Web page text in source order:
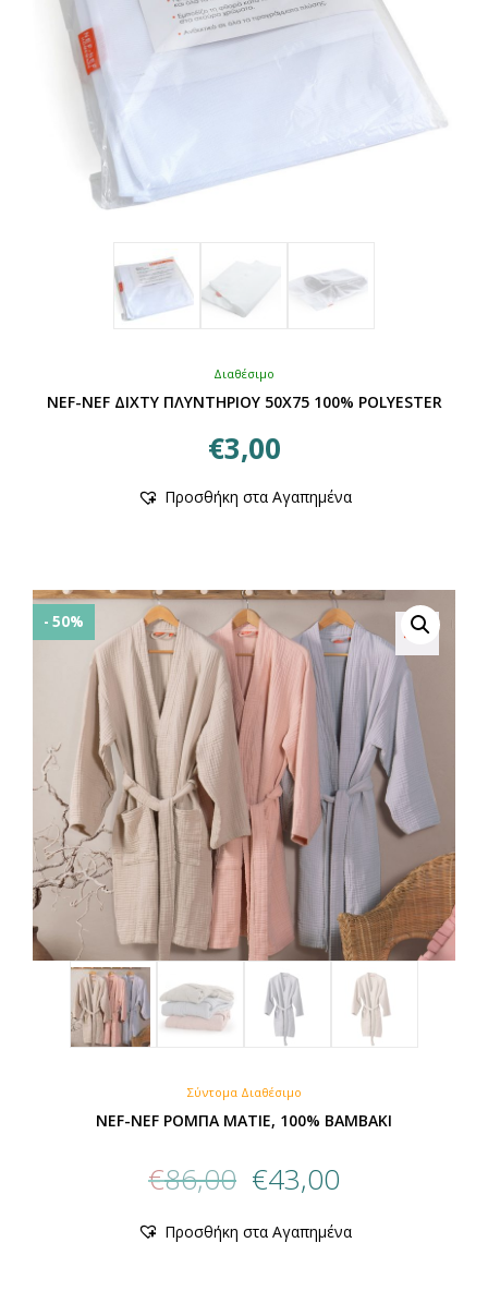
Διαθέσιμο
NEF-NEF ΔΙΧΤΥ ΠΛΥΝΤΗΡΙΟΥ 50X75 100% POLYESTER
€3,00
Προσθήκη στα Αγαπημένα
- 50%
Σύντομα Διαθέσιμο
NEF-NEF ΡΟΜΠΑ ΜΑΤΙΕ, 100% BAMBAKI
€86,00
price
€86,00.
€43,00
είναι:
Προσθήκη στα Αγαπημένα